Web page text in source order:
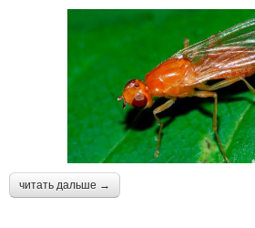
читать дальше →